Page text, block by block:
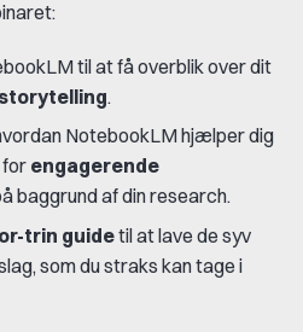
til at få overblik over dit
storytelling.
NotebookLM hjælper dig
for engagerende
baggrund af din research.
trin guidetil at lave de syv
som du straks kan tage i